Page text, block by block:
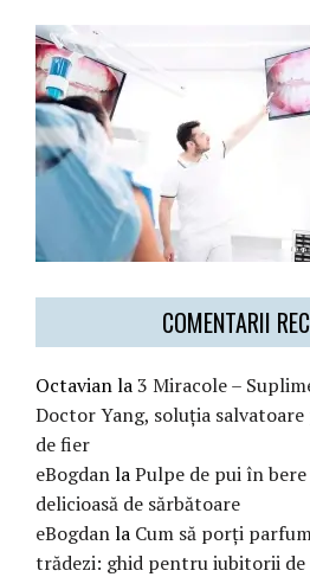
COMENTARII
Octavianla3 Miracole –
Doctor Yang, soluția
de fier
eBogdanlaPulpe de pui în
delicioasă de sărbătoare
eBogdanla Cum să porți
trădezi: ghid pentru iubitorii de